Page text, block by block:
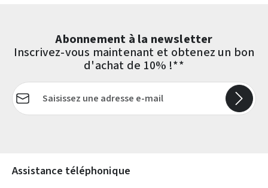
Abonnement à la newsletter
Inscrivez-vous maintenant et obtenez un bon
d'achat de 10% !**
Adresse e-mail*
Assistance téléphonique